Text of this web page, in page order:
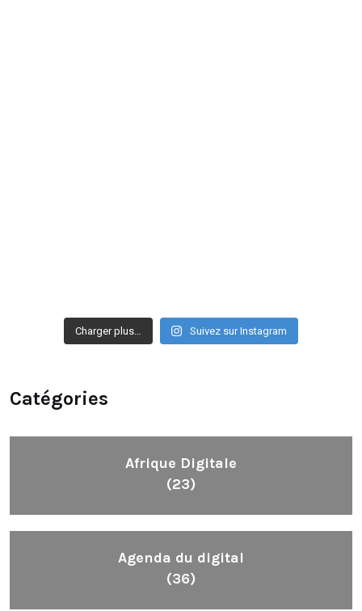
Charger plus… Suivez sur Instagram
Catégories
Afrique Digitale
(23)
Agenda du digital
(36)